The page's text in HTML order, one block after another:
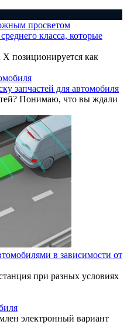
класса, которые
позиционируется как
запчастей для автомобиля
Понимаю, что вы ждали
в зависимости от
при разных условиях
электронный вариант